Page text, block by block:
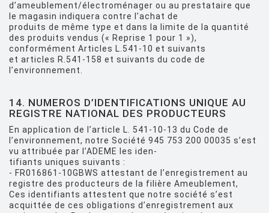
d’ameublement/électroménager ou au prestataire que
le magasin indiquera contre l’achat de
produits de même type et dans la limite de la quantité
des produits vendus (« Reprise 1 pour 1 »),
conformément Articles L.541-10 et suivants
et articles R.541-158 et suivants du code de
l’environnement.
14. NUMEROS D’IDENTIFICATIONS UNIQUE AU
REGISTRE NATIONAL DES PRODUCTEURS
En application de l’article L. 541-10-13 du Code de
l’environnement, notre Société 945 753 200 00035 s’est
vu attribuée par l’ADEME les iden-
tifiants uniques suivants :
- FR016861-10GBWS attestant de l’enregistrement au
registre des producteurs de la filière Ameublement,
Ces identifiants attestent que notre société s’est
acquittée de ces obligations d’enregistrement aux